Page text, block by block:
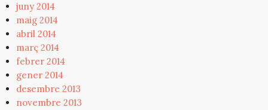
juny 2014
maig 2014
abril 2014
març 2014
febrer 2014
gener 2014
desembre 2013
novembre 2013